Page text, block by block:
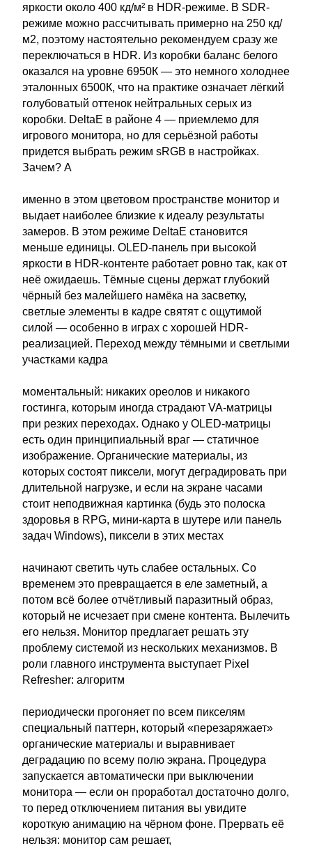
яркости около 400 кд/м² в HDR-режиме. В SDR-
режиме можно рассчитывать примерно на 250 кд/
м2, поэтому настоятельно рекомендуем сразу же
переключаться в HDR. Из коробки баланс белого
оказался на уровне 6950К — это немного холоднее
эталонных 6500К, что на практике означает лёгкий
голубоватый оттенок нейтральных серых из
коробки. DeltaЕ в районе 4 — приемлемо для
игрового монитора, но для серьёзной работы
придется выбрать режим sRGB в настройках.
Зачем? А
именно в этом цветовом пространстве монитор и
выдает наиболее близкие к идеалу результаты
замеров. В этом режиме DeltaЕ становится
меньше единицы. OLED-панель при высокой
яркости в HDR-контенте работает ровно так, как от
неё ожидаешь. Тёмные сцены держат глубокий
чёрный без малейшего намёка на засветку,
светлые элементы в кадре святят с ощутимой
силой — особенно в играх с хорошей HDR-
реализацией. Переход между тёмными и светлыми
участками кадра
моментальный: никаких ореолов и никакого
гостинга, которым иногда страдают VA-матрицы
при резких переходах. Однако у OLED-матрицы
есть один принципиальный враг — статичное
изображение. Органические материалы, из
которых состоят пиксели, могут деградировать при
длительной нагрузке, и если на экране часами
стоит неподвижная картинка (будь это полоска
здоровья в RPG, мини-карта в шутере или панель
задач Windows), пиксели в этих местах
начинают светить чуть слабее остальных. Со
временем это превращается в еле заметный, а
потом всё более отчётливый паразитный образ,
который не исчезает при смене контента. Вылечить
его нельзя. Монитор предлагает решать эту
проблему системой из нескольких механизмов. В
роли главного инструмента выступает Pixel
Refresher: алгоритм
периодически прогоняет по всем пикселям
специальный паттерн, который «перезаряжает»
органические материалы и выравнивает
деградацию по всему полю экрана. Процедура
запускается автоматически при выключении
монитора — если он проработал достаточно долго,
то перед отключением питания вы увидите
короткую анимацию на чёрном фоне. Прервать её
нельзя: монитор сам решает,